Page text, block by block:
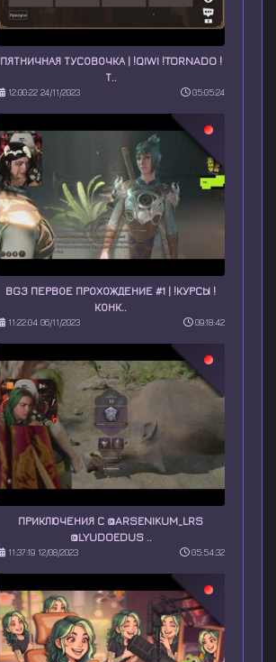
ПЯТНИЧНАЯ ТУСОВОЧКА | !QIWI !TORNADO !
Т..
12:00:22 24/11/2023 05:05:24
BG3 ПЕРВОЕ ПРОХОЖДЕНИЕ #1 | !КУРСЫ !
КОНК..
11:22:04 06/11/2023 09:18:42
ПРИКЛЮЧЕНИЯ С @ARSENIKUM_LRS
@LYUDOEDUS ..
11:37:19 12/08/2023 05:54:32